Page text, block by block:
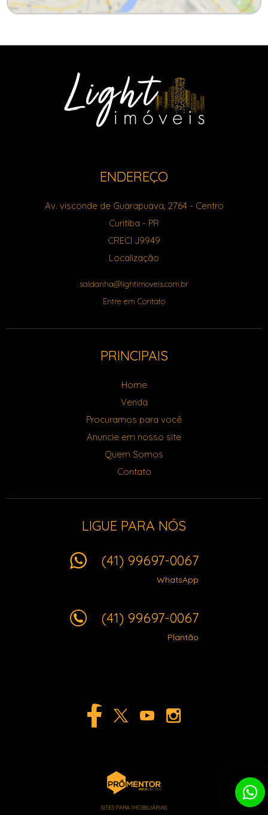
ENDEREÇO
Av. visconde de Guarapuava, 2764- Centro
Curitiba - PR
CRECI J9949
Localização
saldanha@lightimoveis.com.br
Entre em Contato
PRINCIPAIS
Home
Venda
Procuramos para você
Anuncie em nosso site
Quem Somos
Contato
LIGUE PARA NÓS
(41) 99697-0067
WhatsApp
(41) 99697-0067
Plantão
SITES PARA IMOBILIÁRIAS